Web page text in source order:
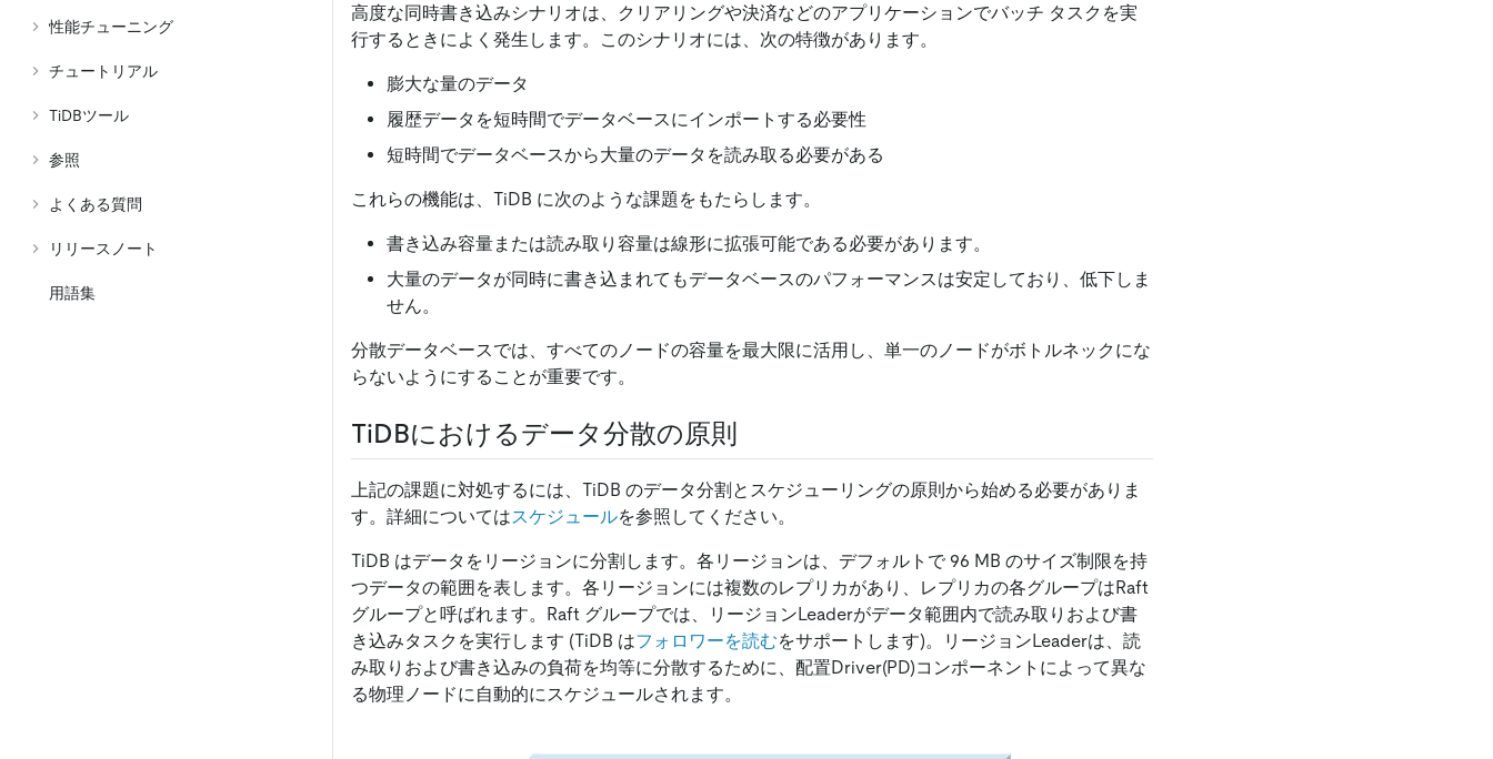
性能チューニング
チュートリアル
TiDBツール
参照
よくある質問
リリースノート
用語集
高度な同時書き込みシナリオは、クリアリングや決済などのアプリケーションでバッチ タスクを実
行するときによく発生します。このシナリオには、次の特徴があります。
膨大な量のデータ
履歴データを短時間でデータベースにインポートする必要性
短時間でデータベースから大量のデータを読み取る必要がある
これらの機能は、TiDB に次のような課題をもたらします。
書き込み容量または読み取り容量は線形に拡張可能である必要があります。
大量のデータが同時に書き込まれてもデータベースのパフォーマンスは安定しており、低下しま
せん。
分散データベースでは、すべてのノードの容量を最大限に活用し、単一のノードがボトルネックにな
らないようにすることが重要です。
TiDBにおけるデータ分散の原則
上記の課題に対処するには、TiDB のデータ分割とスケジューリングの原則から始める必要がありま
す。詳細についてはスケジュールを参照してください。
TiDB はデータをリージョンに分割します。各リージョンは、デフォルトで 96 MB のサイズ制限を持
つデータの範囲を表します。各リージョンには複数のレプリカがあり、レプリカの各グループはRaft
グループと呼ばれます。Raft グループでは、リージョンLeaderがデータ範囲内で読み取りおよび書
き込みタスクを実行します (TiDB はフォロワーを読むをサポートします)。リージョンLeaderは、読
み取りおよび書き込みの負荷を均等に分散するために、配置Driver(PD)コンポーネントによって異な
る物理ノードに自動的にスケジュールされます。